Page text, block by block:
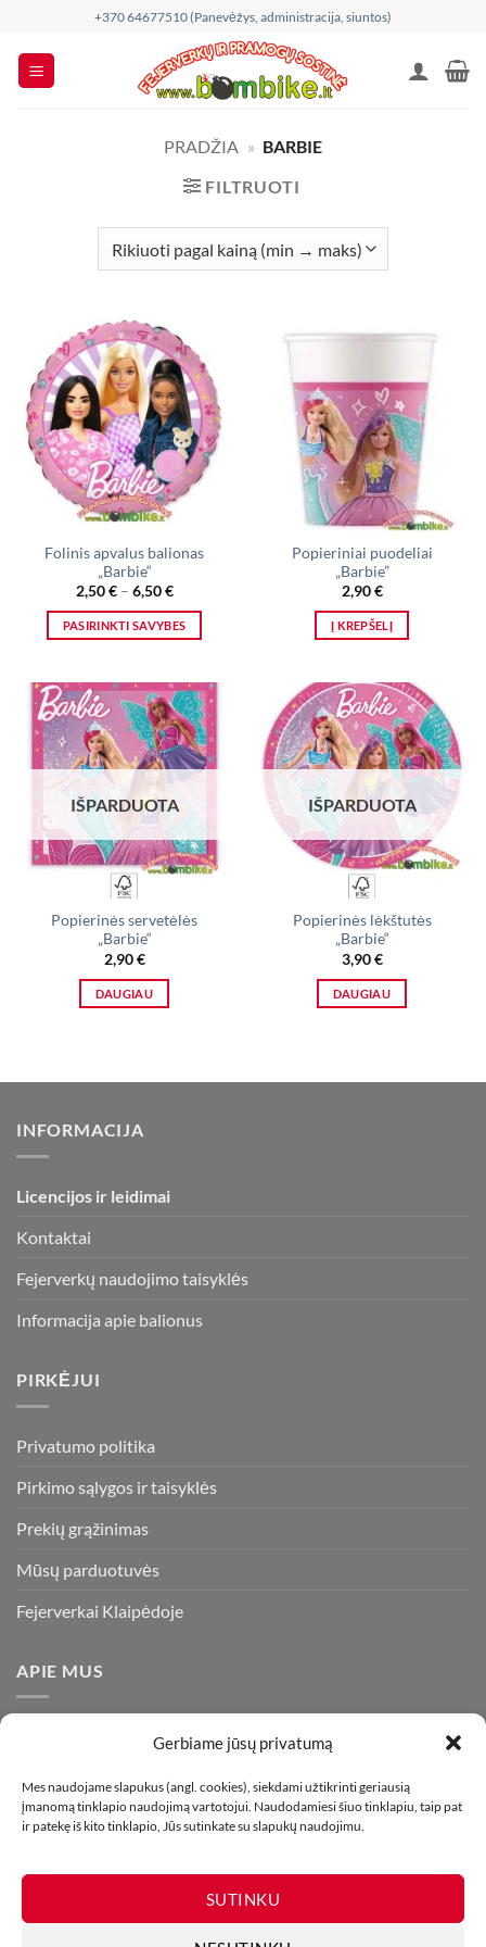
Gerbiame jūsų privatumą
Mes naudojame slapukus (angl. cookies), siekdami užtikrinti geriausią
įmanomą tinklapio naudojimą vartotojui. Naudodamiesi šiuo tinklapiu, taip pat
ir patekę iš kito tinklapio, Jūs sutinkate su slapukų naudojimu.
SUTINKU
content
+370 64677510 (Panevėžys, administracija, siuntos)
PRADŽIA » BARBIE
FILTRUOTI
Folinis apvalus balionas
„Barbie“
2,50€ – 6,50€Price
2,50 €
through
PASIRINKTI SAVYBES
has
multiple
variants.
The
options
may
chosen
on
the
product
page
Popieriniai puodeliai
„Barbie”
2,90€
Į KREPŠELĮ
IŠPARDUOTA
Popierinės servetėlės
„Barbie“
2,90€
DAUGIAU
IŠPARDUOTA
Popierinės lėkštutės
„Barbie“
3,90€
DAUGIAU
INFORMACIJA
Licencijos ir leidimai
Kontaktai
Fejerverkų naudojimo taisyklės
Informacija apie balionus
PIRKĖJUI
Privatumo politika
Pirkimo sąlygos ir taisyklės
Prekių grąžinimas
Mūsų parduotuvės
Fejerverkai Klaipėdoje
APIE MUS
visada stengiamės pasiūlyti tik kokybiškiausius ir geriausius
gaminius už bene mažiausią kainą rinkoje. Prekes pristatome
visoje Lietuvoje.